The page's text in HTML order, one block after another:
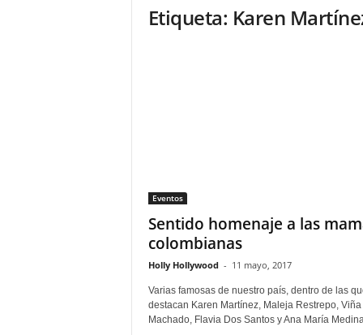
Etiqueta: Karen
Eventos
Sentido homenaje a las
colombianas
Holly Hollywood - 11 mayo, 2017
Varias famosas de nuestro país, dentro de las
destacan Karen Martínez, Maleja Restrepo, Viña
Machado, Flavia Dos Santos y Ana María